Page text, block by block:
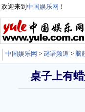
欢迎来到 中国娱乐网 ！
中国娱乐网 > 谜语频道 > 脑
桌子上有